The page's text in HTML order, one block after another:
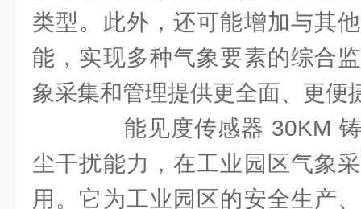
类型。此外，还可能增加与其
能，实现多种气象要素的综合
象采集和管理提供更全面、更便
能见度传感器 30KM 铸
尘干扰能力，在工业园区气象
用。它为工业园区的安全生产